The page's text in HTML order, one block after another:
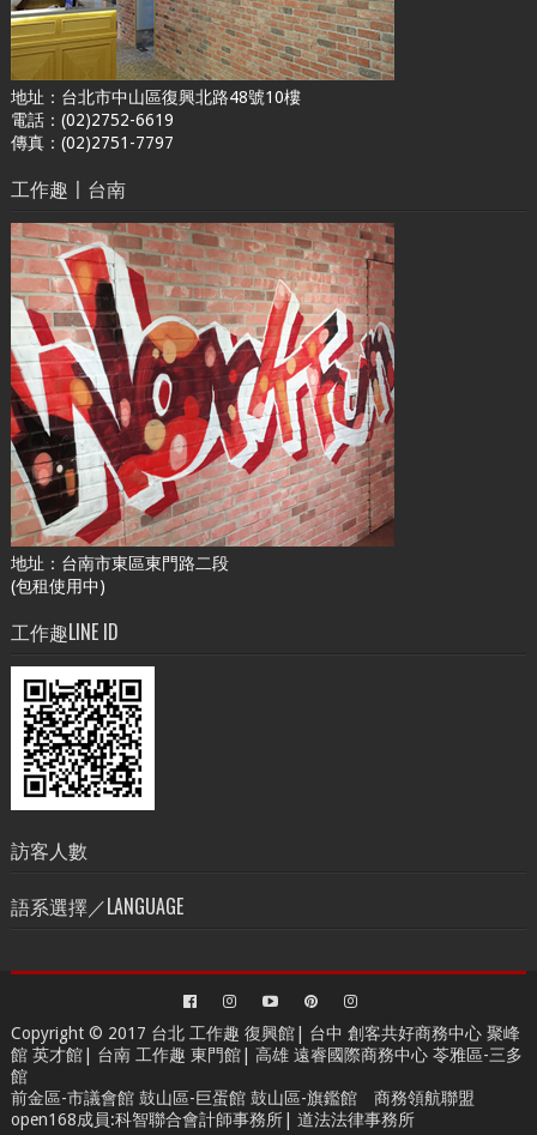
地址：台北市中山區復興北路48號10樓
電話：(02)2752-6619
傳真：(02)2751-7797
工作趣〡台南
地址：台南市東區東門路二段
(包租使用中)
工作趣LINE ID
訪客人數
語系選擇／LANGUAGE
Copyright © 2017 台北 工作趣 復興館| 台中 創客共好商務中心聚峰
館 英才館| 台南 工作趣 東門館| 高雄 遠睿國際商務中心苓雅區-三多
館
前金區-市議會館 鼓山區-巨蛋館 鼓山區-旗鑑館 商務領航聯盟
open168成員:科智聯合會計師事務所| 道法法律事務所